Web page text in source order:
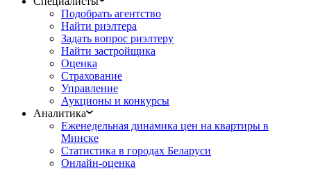
Подобрать агентство
Найти риэлтера
Задать вопрос риэлтеру
Найти застройщика
Оценка
Страхование
Управление
Аукционы и конкурсы
Аналитика
Еженедельная динамика цен на квартиры в
Минске
Статистика в городах Беларуси
Онлайн-оценка